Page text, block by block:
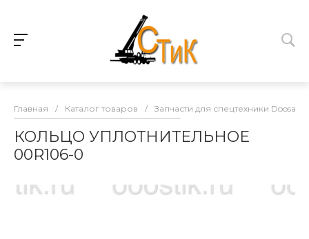
Главная / Каталог товаров / Запчасти для спецтехники Doosan
КОЛЬЦО УПЛОТНИТЕЛЬНОЕ
00R106-0